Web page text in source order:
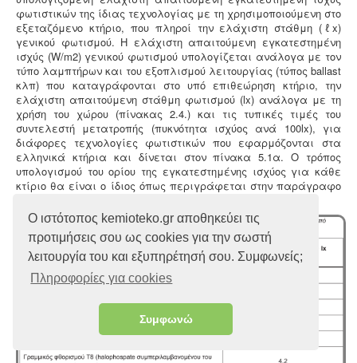
Ο ιστότοπος kemioteko.gr αποθηκεύει τις
προτιμήσεις σου ως cookies για την σωστή
λειτουργία του και εξυπηρέτησή σου. Συμφωνείς;
Πληροφορίες για cookies
Συμφωνώ
φωτιστικών της ίδιας τεχνολογίας με τη χρησιμοποιούμενη στο
εξεταζόμενο κτήριο, που πληροί την ελάχιστη στάθμη (ℓx)
γενικού φωτισμού. Η ελάχιστη απαιτούμενη εγκατεστημένη
ισχύς (W/m2) γενικού φωτισμού υπολογίζεται ανάλογα με τον
τύπο λαμπτήρων και του εξοπλισμού λειτουργίας (τύπος ballast
κλπ) που καταγράφονται στο υπό επιθεώρηση κτήριο, την
ελάχιστη απαιτούμενη στάθμη φωτισμού (lx) ανάλογα με τη
χρήση του χώρου (πίνακας 2.4.) και τις τυπικές τιμές του
συντελεστή μετατροπής (πυκνότητα ισχύος ανά 100lx), για
διάφορες τεχνολογίες φωτιστικών που εφαρμόζονται στα
ελληνικά κτήρια και δίνεται στον πίνακα 5.1α. Ο τρόπος
υπολογισμού του ορίου της εγκατεστημένης ισχύος για κάθε
κτίριο θα είναι ο ίδιος όπως περιγράφεται στην παράγραφο